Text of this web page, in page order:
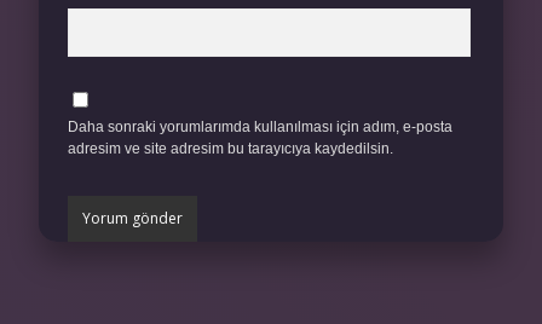
Daha sonraki yorumlarımda kullanılması için adım, e-posta
adresim ve site adresim bu tarayıcıya kaydedilsin.